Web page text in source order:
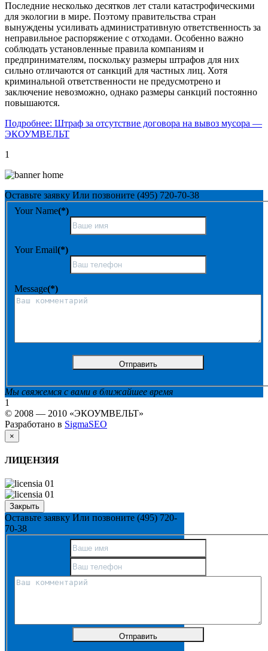
Последние несколько десятков лет стали катастрофическими
для экологии в мире. Поэтому правительства стран
вынуждены усиливать административную ответственность за
неправильное распоряжение с отходами. Особенно важно
соблюдать установленные правила компаниям и
предпринимателям, поскольку размеры штрафов для них
сильно отличаются от санкций для частных лиц. Хотя
криминальной ответственности не предусмотрено и
заключение невозможно, однако размеры санкций постоянно
повышаются.
Подробнее: Штраф за отсутствие договора на вывоз мусора —
ЭКОУМВЕЛЬТ
1
Оставьте заявку Или позвоните (495) 720-70-38
Your Name(*)
Your Email(*)
Message(*)
Мы свяжемся с вами в ближайшее время
1
© 2008 — 2010 «ЭКОУМВЕЛЬТ»
Разработано в SigmaSEO
×
ЛИЦЕНЗИЯ
Закрыть
Оставьте заявку Или позвоните (495) 720-
70-38